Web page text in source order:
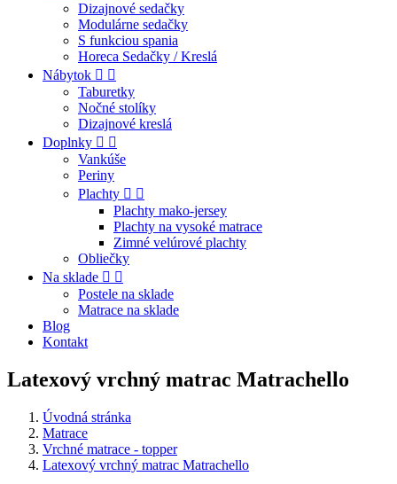
Dizajnové sedačky
Modulárne sedačky
S funkciou spania
Horeca Sedačky / Kreslá
Nábytok  
Taburetky
Nočné stolíky
Dizajnové kreslá
Doplnky  
Vankúše
Periny
Plachty  
Plachty mako-jersey
Plachty na vysoké matrace
Zimné velúrové plachty
Obliečky
Na sklade  
Postele na sklade
Matrace na sklade
Blog
Kontakt
Latexový vrchný matrac Matrachello
Úvodná stránka
Matrace
Vrchné matrace - topper
Latexový vrchný matrac Matrachello